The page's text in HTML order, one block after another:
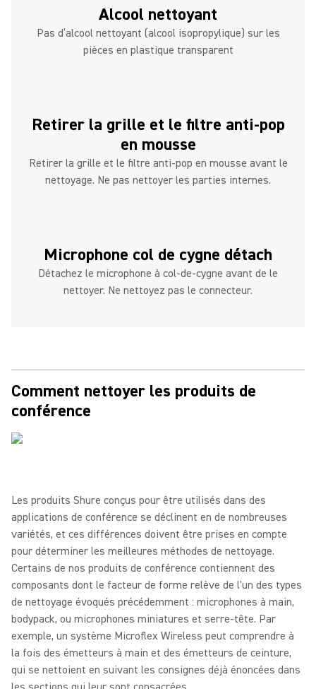
Alcool nettoyant
Pas d’alcool nettoyant (alcool isopropylique) sur les
pièces en plastique transparent
Retirer la grille et le filtre anti-pop
en mousse
Retirer la grille et le filtre anti-pop en mousse avant le
nettoyage. Ne pas nettoyer les parties internes.
Microphone col de cygne détach
Détachez le microphone à col-de-cygne avant de le
nettoyer. Ne nettoyez pas le connecteur.
Comment nettoyer les produits de
conférence
Les produits Shure conçus pour être utilisés dans des
applications de conférence se déclinent en de nombreuses
variétés, et ces différences doivent être prises en compte
pour déterminer les meilleures méthodes de nettoyage.
Certains de nos produits de conférence contiennent des
composants dont le facteur de forme relève de l'un des types
de nettoyage évoqués précédemment : microphones à main,
bodypack, ou microphones miniatures et serre-tête. Par
exemple, un système Microflex Wireless peut comprendre à
la fois des émetteurs à main et des émetteurs de ceinture,
qui se nettoient en suivant les consignes déjà énoncées dans